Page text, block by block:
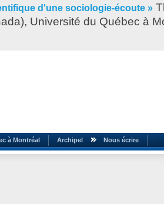
d'une sociologie-écoute »
Université du Québec à
à Montréal Archipel Nous écrire